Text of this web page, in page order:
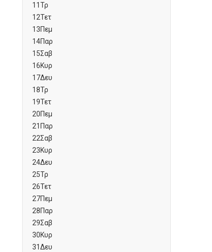
11Τρ
12Τετ
13Πεμ
14Παρ
15Σαβ
16Κυρ
17Δευ
18Τρ
19Τετ
20Πεμ
21 Παρ
22Σαβ
23Κυρ
24Δευ
25Τρ
26Τετ
27Πεμ
28Παρ
29Σαβ
30Κυρ
31Δευ